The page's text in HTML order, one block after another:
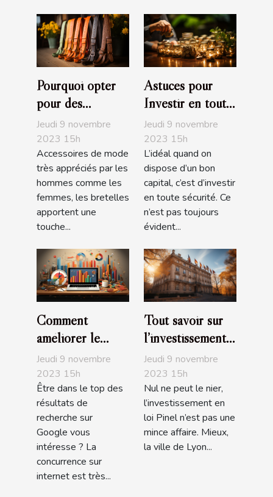
Pourquoi opter
pour des
bretelles
fantaisies ?
Jeudi 9 novembre
2023 15h
Accessoires de mode
très appréciés par les
hommes comme les
femmes, les bretelles
apportent une
touche...
Astuces pour
Investir en toute
sécurité
Jeudi 9 novembre
2023 15h
L’idéal quand on
dispose d’un bon
capital, c’est d’investir
en toute sécurité. Ce
n’est pas toujours
évident...
Comment
améliorer le
positionnement
de son site sur
Google ?
Jeudi 9 novembre
2023 15h
Être dans le top des
résultats de
recherche sur
Google vous
intéresse ? La
concurrence sur
internet est très...
Tout savoir sur
l’investissement
en loi Pinel à
Lyon
Jeudi 9 novembre
2023 15h
Nul ne peut le nier,
l’investissement en
loi Pinel n’est pas une
mince affaire. Mieux,
la ville de Lyon...